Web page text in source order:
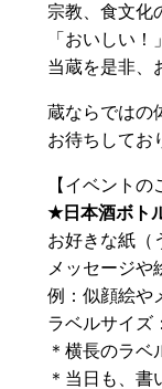
宗教、食文化
「おいしい！
当蔵を是非、
蔵ならではの
お待ちしてお
【イベントの
★日本酒ボト
お好きな紙（
メッセージ
例：似顔絵や
ラベルサイズ
＊横長のラベ
＊当日も、書